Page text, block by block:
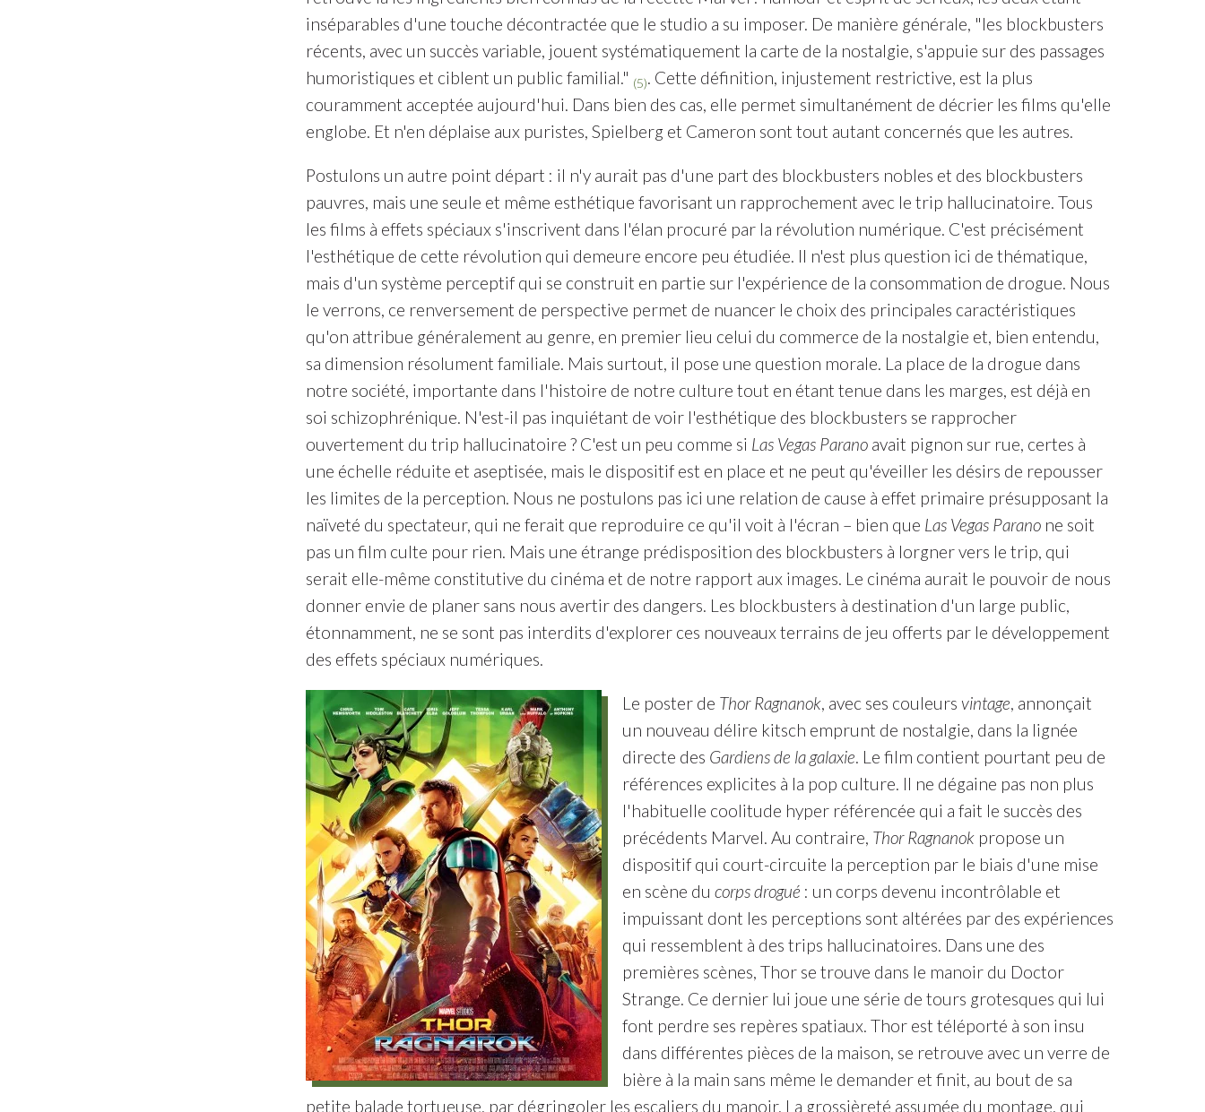
inséparables d'une touche décontractée que le studio a su imposer. De manière générale, "les blockbusters
récents, avec un succès variable, jouent systématiquement la carte de la nostalgie, s'appuie sur des passages
humoristiques et ciblent un public familial." (5) . Cette définition, injustement restrictive, est la plus
couramment acceptée aujourd'hui. Dans bien des cas, elle permet simultanément de décrier les films qu'elle
englobe. Et n'en déplaise aux puristes, Spielberg et Cameron sont tout autant concernés que les autres.
Postulons un autre point départ : il n'y aurait pas d'une part des blockbusters nobles et des blockbusters
pauvres, mais une seule et même esthétique favorisant un rapprochement avec le trip hallucinatoire. Tous
les films à effets spéciaux s'inscrivent dans l'élan procuré par la révolution numérique. C'est précisément
l'esthétique de cette révolution qui demeure encore peu étudiée. Il n'est plus question ici de thématique,
mais d'un système perceptif qui se construit en partie sur l'expérience de la consommation de drogue. Nous
le verrons, ce renversement de perspective permet de nuancer le choix des principales caractéristiques
qu'on attribue généralement au genre, en premier lieu celui du commerce de la nostalgie et, bien entendu,
sa dimension résolument familiale. Mais surtout, il pose une question morale. La place de la drogue dans
notre société, importante dans l'histoire de notre culture tout en étant tenue dans les marges, est déjà en
soi schizophrénique. N'est-il pas inquiétant de voir l'esthétique des blockbusters se rapprocher
ouvertement du trip hallucinatoire ? C'est un peu comme si Las Vegas Paranoavait pignon sur rue, certes à
une échelle réduite et aseptisée, mais le dispositif est en place et ne peut qu'éveiller les désirs de repousser
les limites de la perception. Nous ne postulons pas ici une relation de cause à effet primaire présupposant la
naïveté du spectateur, qui ne ferait que reproduire ce qu'il voit à l'écran – bien que Las Vegas Paranone soit
pas un film culte pour rien. Mais une étrange prédisposition des blockbusters à lorgner vers le trip, qui
serait elle-même constitutive du cinéma et de notre rapport aux images. Le cinéma aurait le pouvoir de nous
donner envie de planer sans nous avertir des dangers. Les blockbusters à destination d'un large public,
étonnamment, ne se sont pas interdits d'explorer ces nouveaux terrains de jeu offerts par le développement
des effets spéciaux numériques.
Le poster de Thor Ragnanok, avec ses couleurs vintage, annonçait
un nouveau délire kitsch emprunt de nostalgie, dans la lignée
directe des Gardiens de la galaxie. Le film contient pourtant peu de
références explicites à la pop culture. Il ne dégaine pas non plus
l'habituelle coolitude hyper référencée qui a fait le succès des
précédents Marvel. Au contraire, Thor Ragnanokpropose un
dispositif qui court-circuite la perception par le biais d'une mise
en scène du corps drogué : un corps devenu incontrôlable et
impuissant dont les perceptions sont altérées par des expériences
qui ressemblent à des trips hallucinatoires. Dans une des
premières scènes, Thor se trouve dans le manoir du Doctor
Strange. Ce dernier lui joue une série de tours grotesques qui lui
font perdre ses repères spatiaux. Thor est téléporté à son insu
dans différentes pièces de la maison, se retrouve avec un verre de
bière à la main sans même le demander et finit, au bout de sa
petite balade tortueuse, par dégringoler les escaliers du manoir. La grossièreté assumée du montage, qui